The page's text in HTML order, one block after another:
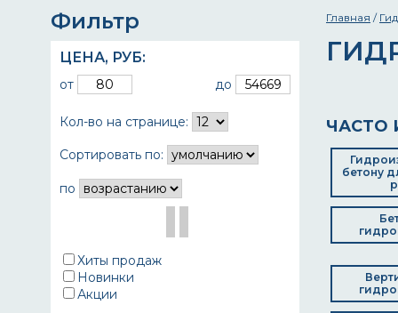
Фильтр
ЦЕНА, РУБ:
от до
Кол-во на странице:
Сортировать по:
по
Хиты продаж
Новинки
Акции
Главная /
ЧАСТО
бетону